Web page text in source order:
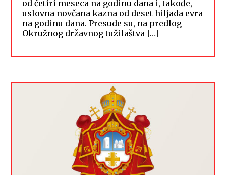
od četiri meseca na godinu dana i, takođe,
uslovna novčana kazna od deset hiljada evra
na godinu dana. Presude su, na predlog
Okružnog državnog tužilaštva […]